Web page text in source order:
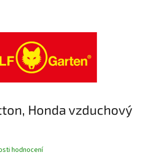
Honda vzduchový
hodnocení